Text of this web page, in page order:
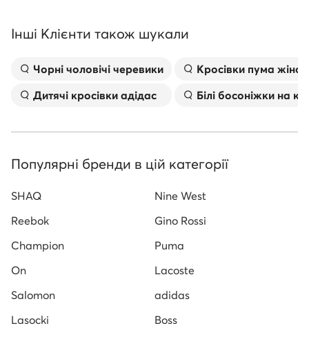
Інші Клієнти також шукали
Чорні чоловічі черевики
Дитячі кросівки адідас
Kросівки пума
Білі босоніжки на
Популярні бренди в цій категорії
SHAQ
Nine West
Reebok
Gino Rossi
Champion
Puma
On
Lacoste
Salomon
adidas
Lasocki
Boss